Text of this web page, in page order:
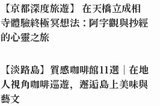
【京都深度旅遊】 在天橋立成相
寺體驗終極冥想法：阿字觀與抄經
的心靈之旅
【淡路島】質感咖啡館11選｜在地
人視角咖啡巡遊，邂逅島上美味與
藝文